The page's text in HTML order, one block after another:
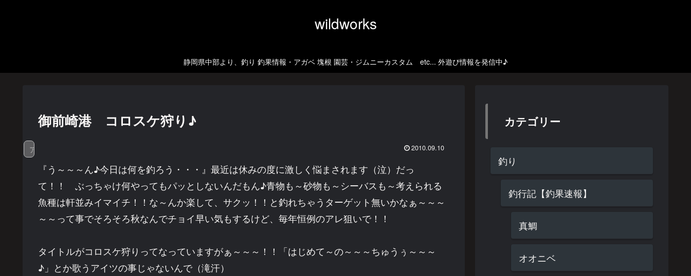
wildworks
静岡県中部より、釣り 釣果情報・アガベ 塊根 園芸・ジムニーカスタム etc... 外遊び情報を発信中♪
御前崎港 コロスケ狩り♪
アオリイカ 2010.09.10
『う～～～ん♪今日は何を釣ろう・・・』最近は休みの度に激しく悩まされます（泣）だっ
て！！ ぶっちゃけ何やってもパッとしないんだもん♪青物も～砂物も～シーバスも～考えられる
魚種は軒並みイマイチ！！な～んか楽して、サクッ！！と釣れちゃうターゲット無いかなぁ～～～
～～って事でそろそろ秋なんでチョイ早い気もするけど、毎年恒例のアレ狙いで！！
タイトルがコロスケ狩りってなっていますがぁ～～～！！「はじめて～の～～～ちゅうぅ～～～
♪」とか歌うアイツの事じゃないんで（滝汗）
カテゴリー
釣り
釣行記【釣果速報】
真鯛
オオニベ